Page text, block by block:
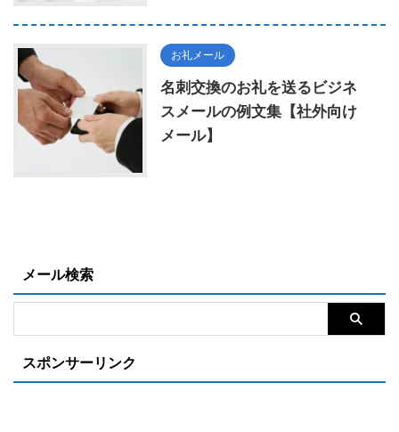
お礼メール
名刺交換のお礼を送るビジネ
スメールの例文集【社外向け
メール】
メール検索
スポンサーリンク